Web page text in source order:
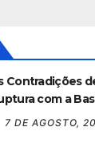
Contradições
com a
7 DE AGOSTO,